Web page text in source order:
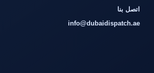
اتصل بنا
info@dubaidispatch.ae